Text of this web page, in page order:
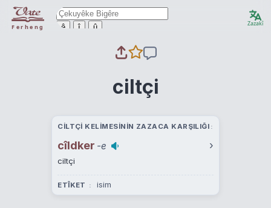
Ferheng ê î û Zazakî
ciltçi
CILTÇI KELIMESININ ZAZACA KARŞILIĞI
cîldker -e ›
ciltçi
ETÎKET isim